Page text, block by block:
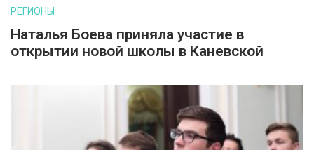
РЕГИОНЫ
Наталья Боева приняла участие в
открытии новой школы в Каневской